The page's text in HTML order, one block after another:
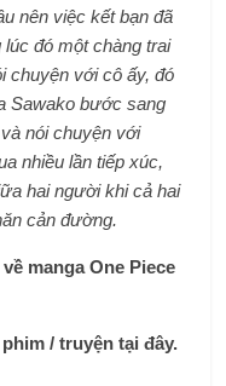
nên việc kết bạn đã
đó một chàng trai
chuyện với cô ấy, đó
Sawako bước sang
nói chuyện với
nhiều lần tiếp xúc,
hai người khi cả hai
cản đường.
manga One Piece
/ truyện tại đây.